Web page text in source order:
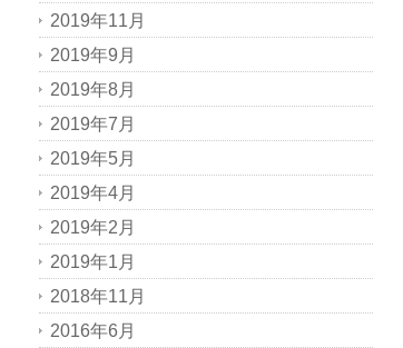
2019年11月
2019年9月
2019年8月
2019年7月
2019年5月
2019年4月
2019年2月
2019年1月
2018年11月
2016年6月